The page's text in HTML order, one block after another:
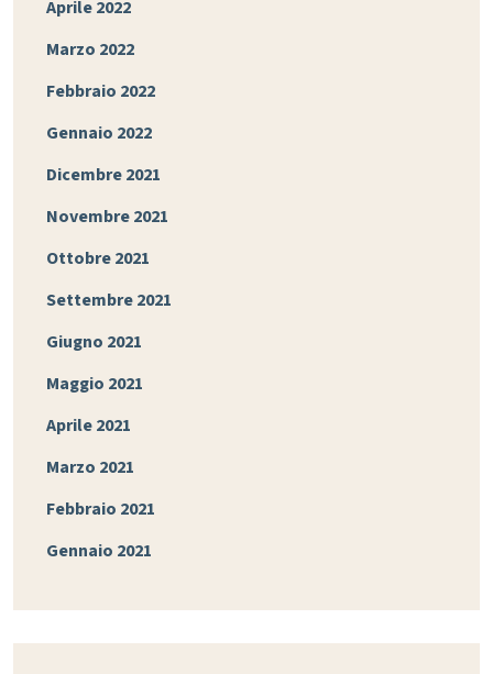
Aprile 2022
Marzo 2022
Febbraio 2022
Gennaio 2022
Dicembre 2021
Novembre 2021
Ottobre 2021
Settembre 2021
Giugno 2021
Maggio 2021
Aprile 2021
Marzo 2021
Febbraio 2021
Gennaio 2021